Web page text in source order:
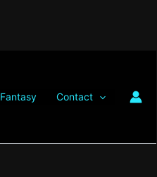
Fantasy Contact